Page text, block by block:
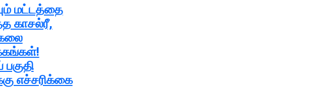
மட்டத்தை
காசல்ரீ,
பகுதி
எச்சரிக்கை